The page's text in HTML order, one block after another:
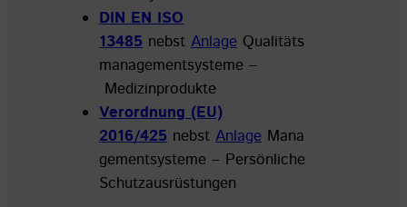
DIN EN ISO
13485 nebstAnlage Qualitäts
managementsysteme –
Medizinprodukte
Verordnung (EU)
2016/425 nebstAnlage Mana
gementsysteme – Persönliche
Schutzausrüstungen